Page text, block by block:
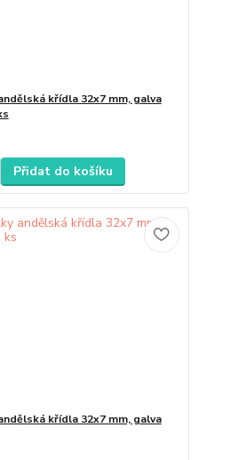
křídla 32x7 mm, galva
Přidat do košíku
křídla 32x7 mm, galva